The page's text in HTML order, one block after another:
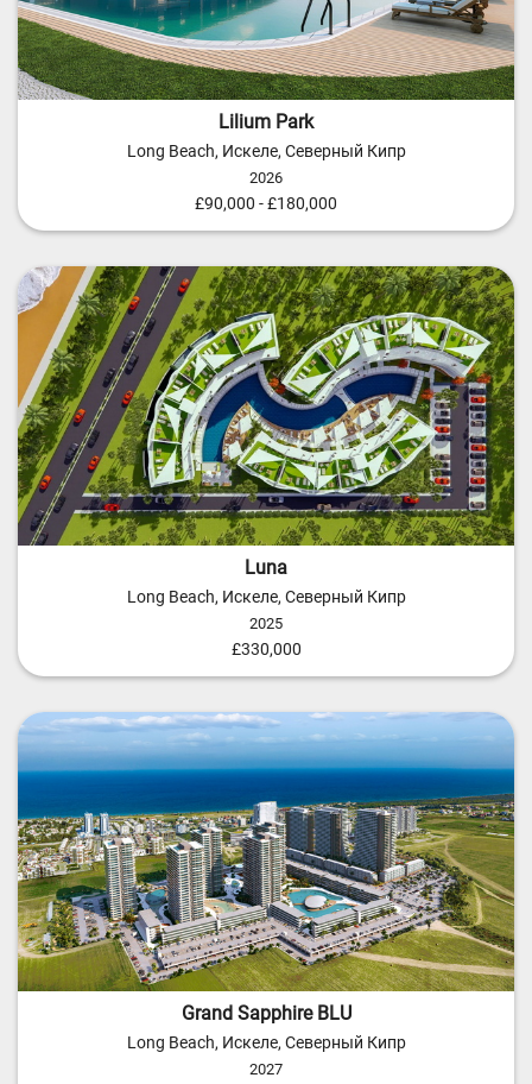
Lilium Park
Long Beach, Искеле, Северный Кипр
2026
£90,000 - £180,000
Luna
Long Beach, Искеле, Северный Кипр
2025
£330,000
Grand Sapphire BLU
Long Beach, Искеле, Северный Кипр
2027